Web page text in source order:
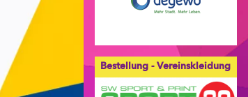
Bestellung - Vereinskleidung